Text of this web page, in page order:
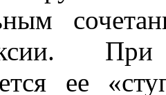
ее